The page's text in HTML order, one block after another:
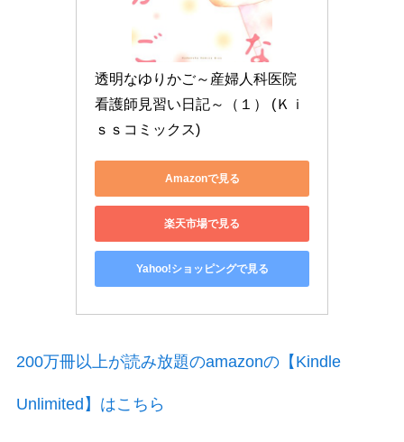
透明なゆりかご～産婦人科医院
看護師見習い日記～（１） (Ｋｉ
ｓｓコミックス)
Amazonで見る
楽天市場で見る
Yahoo!ショッピングで見る
200万冊以上が読み放題のamazonの【Kindle
Unlimited】はこちら